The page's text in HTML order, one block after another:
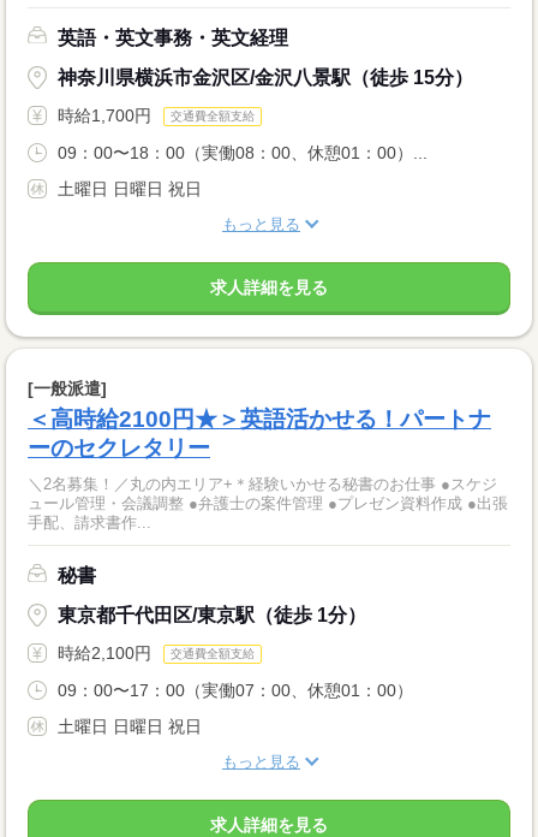
英語・英文事務・英文経理
神奈川県横浜市金沢区/金沢八景駅（徒歩 15分）
時給1,700円 交通費全額支給
09：00〜18：00（実働08：00、休憩01：00）...
土曜日 日曜日 祝日
もっと見る
求人詳細を見る
[一般派遣]
＜高時給2100円★＞英語活かせる！パートナ
ーのセクレタリー
＼2名募集！／丸の内エリア+＊経験いかせる秘書のお仕事 ●スケジ
ュール管理・会議調整 ●弁護士の案件管理 ●プレゼン資料作成 ●出張
手配、請求書作...
秘書
東京都千代田区/東京駅（徒歩 1分）
時給2,100円 交通費全額支給
09：00〜17：00（実働07：00、休憩01：00）
土曜日 日曜日 祝日
もっと見る
求人詳細を見る